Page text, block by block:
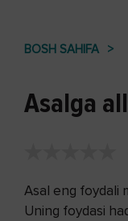
BOSH SAHIFA
Asalga
Asal eng foydali
Uning foydasi